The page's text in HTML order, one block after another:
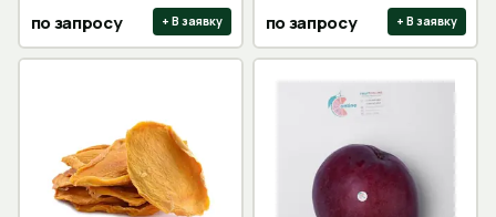
по запросу + В заявку по запросу + В заявку